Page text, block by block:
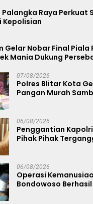
Raya Perkuat
Kepolisian
Gelar Nobar Final Piala
Mania Dukung
07/08/2026
Polres Blitar Kota
Pangan Murah
06/08/2026
Penggantian
Pihak Pihak
06/08/2026
Operasi
Bondowoso Berhasil